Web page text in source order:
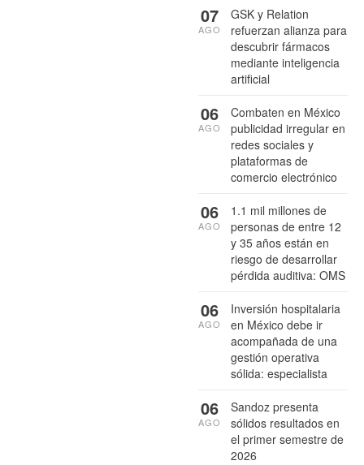
GSK y Relation
refuerzan alianza para
descubrir fármacos
mediante inteligencia
artificial
07
AGO
Combaten en México
publicidad irregular en
redes sociales y
plataformas de
comercio electrónico
06
AGO
1.1 mil millones de
personas de entre 12
y 35 años están en
riesgo de desarrollar
pérdida auditiva: OMS
06
AGO
Inversión hospitalaria
en México debe ir
acompañada de una
gestión operativa
sólida: especialista
06
AGO
Sandoz presenta
sólidos resultados en
el primer semestre de
2026
06
AGO